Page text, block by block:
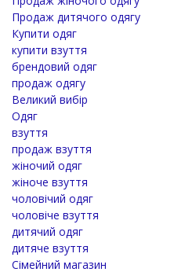
Продаж дитячого одягу
Купити одяг
купити взуття
брендовий одяг
продаж одягу
Великий вибір
Одяг
взуття
продаж взуття
жіночий одяг
жіноче взуття
чоловічий одяг
чоловіче взуття
дитячий одяг
дитяче взуття
Сімейний магазин